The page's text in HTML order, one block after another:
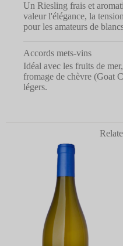
Un Riesling frais et
valeur l'élégance, la
pour les amateurs de
Accords mets-vins
Idéal avec les fruits de
fromage de chèvre (Goat
légers.